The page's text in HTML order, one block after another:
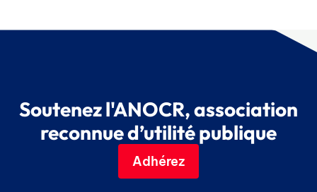
Soutenez l'ANOCR, association
reconnue d’utilité publique
Adhérez